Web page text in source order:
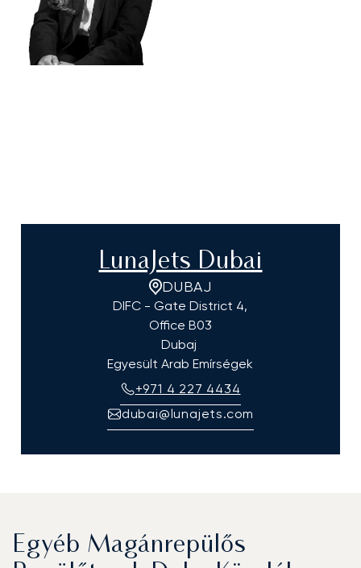
LunaJets Dubai
DUBAJ
DIFC - Gate District 4,
Office B03
Dubaj
Egyesült Arab Emírségek
+971 4 227 4434
dubai@lunajets.com
Egyéb Magánrepülős